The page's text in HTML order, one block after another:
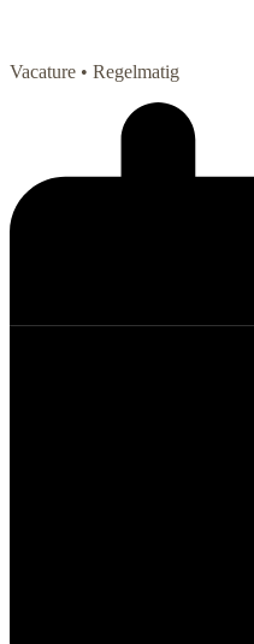
Vacature • Regelmatig